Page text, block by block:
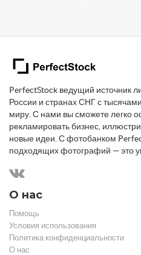
PerfectStock ведущий источник
России и странах СНГ с
миру. С нами вы сможете легко
рекламировать бизнес,
новые идеи. С фотобанком
подходящих фотографий — это
О нас
Помощь
Условия использования
Политика конфиденциальности
О нас